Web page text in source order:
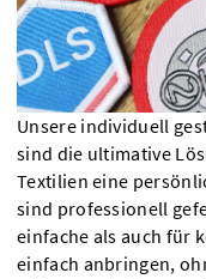
Unsere individuell
sind die ultimative
Textilien eine
sind professionell
einfache als auch für
einfach anbringen,